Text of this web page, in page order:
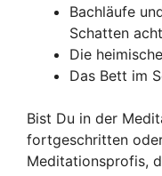
Bachläufe
Schatten
Die
Das Bett im
Bist Du in der
fortgeschritten
Meditationsprofis,